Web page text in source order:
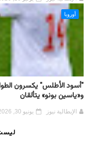
أوروبا
"أسود الأطلس" يكسرون
و«ياسين بونو» يتألقان
الإيطالية نيوز يونيو 30, 2026